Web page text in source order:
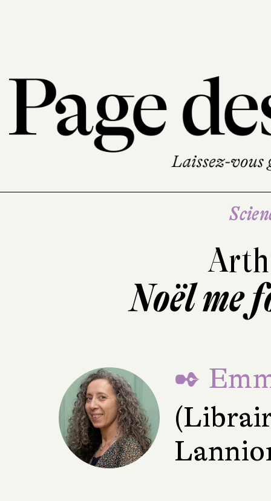
Noël me
✒